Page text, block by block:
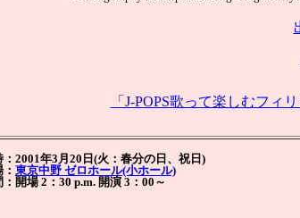
「J-POPS歌って楽しむフィ
2001年3月20日(火：春分の日、祝日)
東京中野 ゼロホール(小ホール)
開場 2：30 p.m. 開演 3：00～